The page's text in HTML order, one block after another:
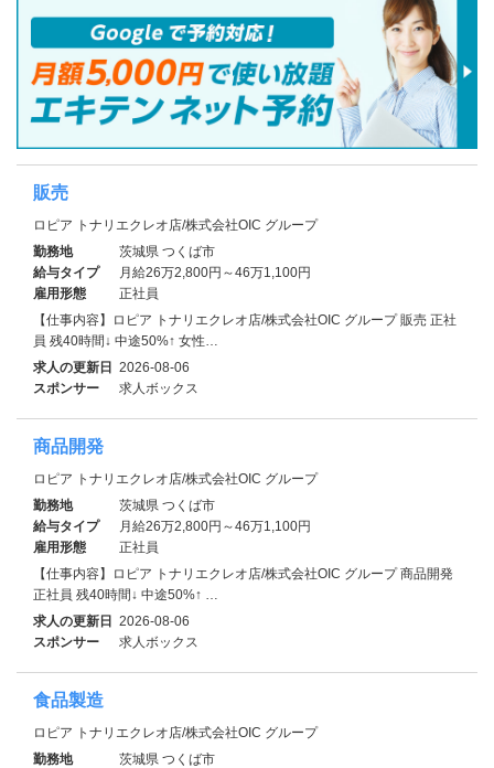
販売
ロピア トナリエクレオ店/株式会社OIC グループ
勤務地
茨城県 つくば市
給与タイプ
月給26万2,800円～46万1,100円
雇用形態
正社員
【仕事内容】ロピア トナリエクレオ店/株式会社OIC グループ 販売 正社
員 残40時間↓ 中途50%↑ 女性…
求人の更新日 2026-08-06
スポンサー
求人ボックス
商品開発
ロピア トナリエクレオ店/株式会社OIC グループ
勤務地
茨城県 つくば市
給与タイプ
月給26万2,800円～46万1,100円
雇用形態
正社員
【仕事内容】ロピア トナリエクレオ店/株式会社OIC グループ 商品開発
正社員 残40時間↓ 中途50%↑ …
求人の更新日 2026-08-06
スポンサー
求人ボックス
食品製造
ロピア トナリエクレオ店/株式会社OIC グループ
勤務地
茨城県 つくば市